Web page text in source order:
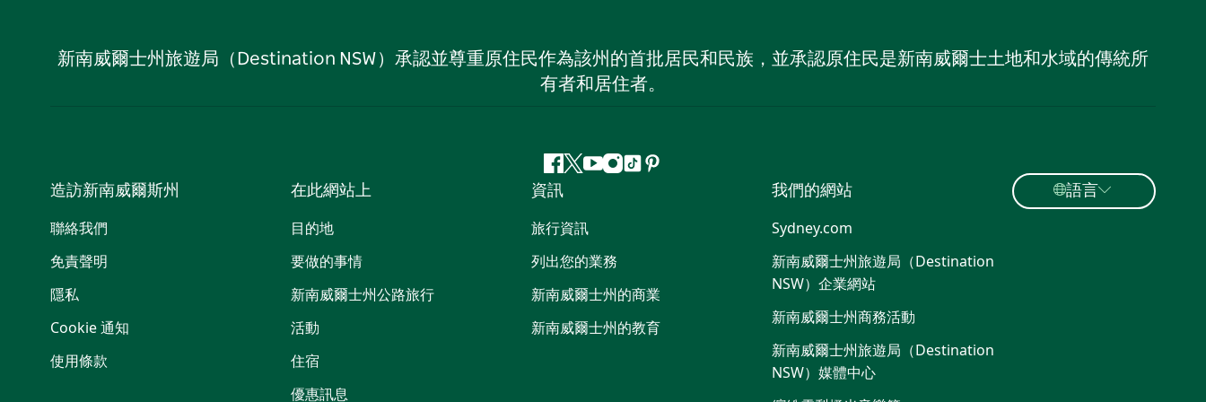
新南威爾士州旅遊局（Destination NSW）承認並尊重原住民作為該州的首批居民和民族，並承認原住民是新南威爾士土地和水域的傳統所
有者和居住者。
Facebook
嘰
喳
喳
Youtube
Instagram
抖 Pinterest
造訪新南威爾斯州
聯絡我們
免責聲明
隱私
Cookie 通知
使用條款
在此網站上
目的地
要做的事情
新南威爾士州公路旅行
活動
住宿
優惠訊息
資訊
旅行資訊
列出您的業務
新南威爾士州的商業
新南威爾士州的教育
我們的網站
Sydney.com
新南威爾士州旅遊局（Destination
NSW）企業網站
新南威爾士州商務活動
新南威爾士州旅遊局（Destination
NSW）媒體中心
語言